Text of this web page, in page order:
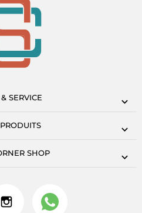
SERVICE
SHOP